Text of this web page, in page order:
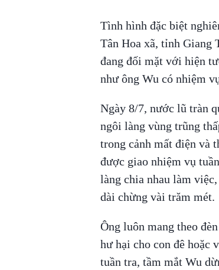
Tình hình đặc biệt
Tân Hoa xã, tỉnh Giang
đang đối mặt với hiện
như ông Wu có nhiệm
Ngày 8/7, nước lũ tràn
ngôi làng vùng trũng
trong cảnh mất điện và
được giao nhiệm vụ
làng chia nhau làm
dài chừng vài trăm mét.
Ông luôn mang theo
hư hại cho con đê hoặc
tuần tra, tầm mắt Wu